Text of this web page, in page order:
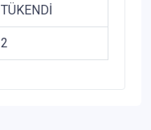
TÜKENDİ
2